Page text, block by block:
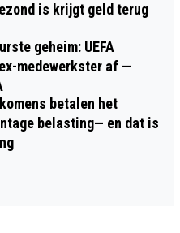
is krijgt geld terug
geheim: UEFA
medewerkster af —
betalen het
belasting— en dat is